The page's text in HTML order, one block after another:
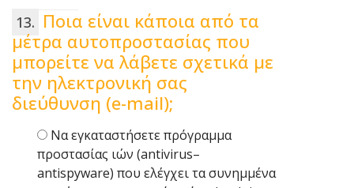
Ποια είναι κάποια από τα
μέτρα αυτοπροστασίας που
μπορείτε να λάβετε σχετικά με
την ηλεκτρονική σας
διεύθυνση (e-mail);
Να εγκαταστήσετε πρόγραμμα
προστασίας ιών (antivirus–
antispyware) που ελέγχει τα συνημμένα